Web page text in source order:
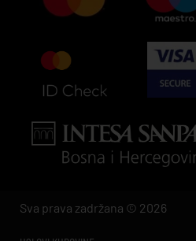
Sva prava zadržana © 2026